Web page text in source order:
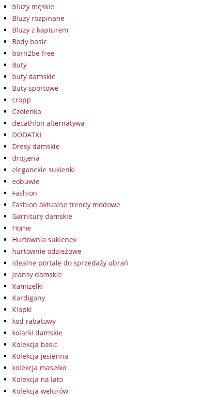
bluzy męskie
Bluzy rozpinane
Bluzy z kapturem
Body basic
born2be free
Buty
buty damskie
Buty sportowe
cropp
Czółenka
decathlon alternatywa
DODATKI
Dresy damskie
drogeria
eleganckie sukienki
eobuwie
Fashion
Fashion aktualne trendy modowe
Garnitury damskie
Home
Hurtownia sukienek
hurtownie odzieżowe
idealne portale do sprzedaży ubrań
jeansy damskie
Kamizelki
Kardigany
Klapki
kod rabatowy
kolarki damskie
Kolekcja basic
Kolekcja jesienna
kolekcja masełko
Kolekcja na lato
Kolekcja welurów